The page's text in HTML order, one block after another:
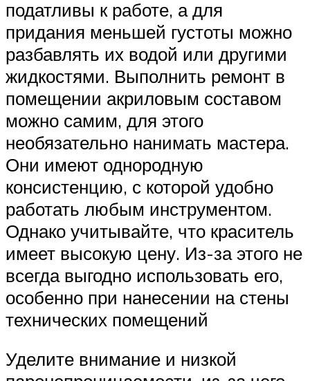
податливы к работе, а для
придания меньшей густоты можно
разбавлять их водой или другими
жидкостями. Выполнить ремонт в
помещении акриловым составом
можно самим, для этого
необязательно нанимать мастера.
Они имеют однородную
консистенцию, с которой удобно
работать любым инструментом.
Однако учитывайте, что краситель
имеет высокую цену. Из-за этого не
всегда выгодно использовать его,
особенно при нанесении на стены
технических помещений
Уделите внимание и низкой